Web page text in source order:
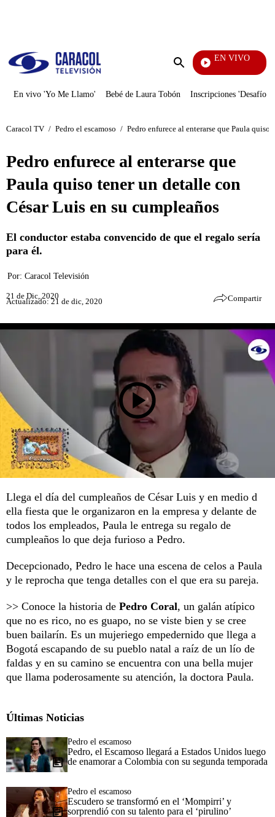
Enviar
EN VIVO
Televentas
En vivo 'Yo Me Llamo' Bebé de Laura Tobón Inscripciones 'Desafío'
Caracol TV / Pedro el escamoso / Pedro enfurece al enterarse que Paula
Pedro enfurece al enterarse que
Paula quiso tener un detalle con
César Luis en su cumpleaños
El conductor estaba convencido de que el regalo sería
para él.
Por: Caracol Televisión
21 de Dic, 2020
Actualizado: 21 de dic, 2020 Compartir
Llega el día del cumpleaños de César Luis y en medio d
ella fiesta que le organizaron en la empresa y delante de
todos los empleados, Paula le entrega su regalo de
cumpleaños lo que deja furioso a Pedro.
Decepcionado, Pedro le hace una escena de celos a Paula
y le reprocha que tenga detalles con el que era su pareja.
>> Conoce la historia de Pedro Coral, un galán atípico
que no es rico, no es guapo, no se viste bien y se cree
buen bailarín. Es un mujeriego empedernido que llega a
Bogotá escapando de su pueblo natal a raíz de un lío de
faldas y en su camino se encuentra con una bella mujer
que llama poderosamente su atención, la doctora Paula.
Últimas Noticias
Pedro el escamoso
Pedro, el Escamoso llegará a Estados Unidos luego
de enamorar a Colombia con su segunda temporada
Pedro el escamoso
Escudero se transformó en el ‘Mompirri’ y
sorprendió con su talento para el ‘pirulino’